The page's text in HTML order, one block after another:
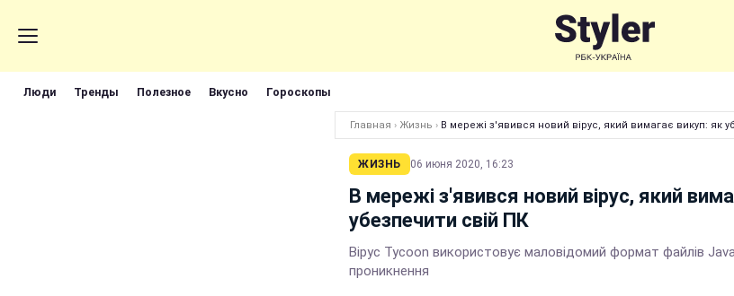
Люди Тренды Полезное Вкусно Гороскопы
Главная › Жизнь › В мережі з'явився новий вірус, який вимагає викуп: як
ЖИЗНЬ 06 июня 2020, 16:23
В мережі з'явився новий вірус, який
убезпечити свій ПК
Вірус Tycoon використовує маловідомий формат файлів
проникнення